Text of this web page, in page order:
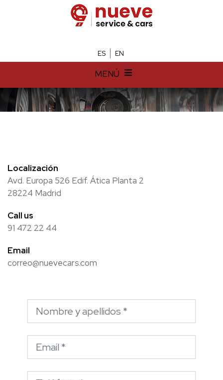
ES EN
MENÚ
Localización
Avd. Europa 526 Edif. Ática Planta 2
28224 Madrid
Call us
91 472 22 44
Email
correo@nuevecars.com